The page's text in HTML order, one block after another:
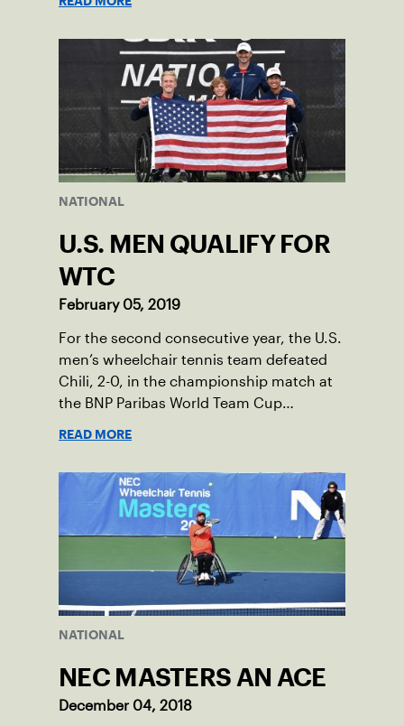
NATIONAL
U.S. MEN QUALIFY FOR
WTC
February 05, 2019
For the second consecutive year, the U.S.
men’s wheelchair tennis team defeated
Chili, 2-0, in the championship match at
the BNP Paribas World Team Cup
READ MORE
NATIONAL
NEC MASTERS AN ACE
December 04, 2018